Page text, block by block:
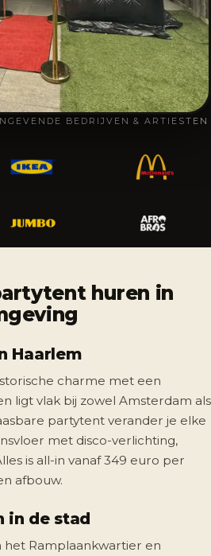
BEDRIJVEN & ARTIESTEN
huren in
Haarlem
charme met een
ligt vlak bij zowel Amsterdam als
partytent verander je elke
met disco-verlichting,
is all-in vanaf 349 euro per
afbouw.
in de stad
het Ramplaankwartier en